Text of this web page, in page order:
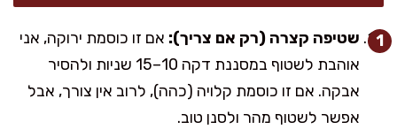
שטיפה קצרה (רק אם צריך): אם זו כוסמת ירוקה, אני
אוהבת לשטוף במסננת דקה 10–15 שניות ולהסיר
אבקה. אם זו כוסמת קלויה (כהה), לרוב אין צורך, אבל
אפשר לשטוף מהר ולסנן טוב.